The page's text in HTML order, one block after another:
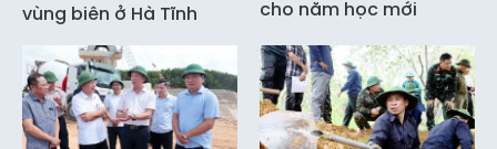
vùng biên ở Hà Tĩnh
cho năm học mới